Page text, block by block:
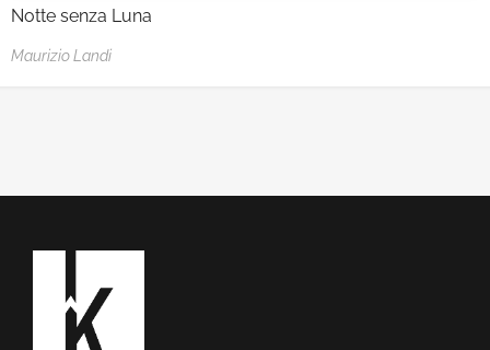
Notte senza Luna
Maurizio Landi